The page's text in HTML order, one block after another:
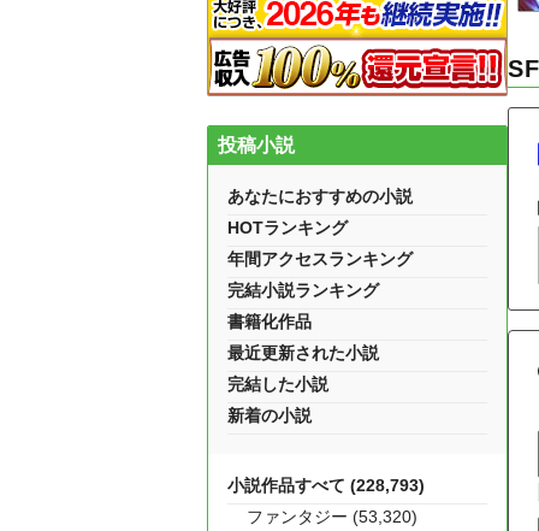
投稿小説
あなたにおすすめの小説
HOTランキング
年間アクセスランキング
完結小説ランキング
書籍化作品
最近更新された小説
完結した小説
新着の小説
小説作品すべて (228,793)
ファンタジー (53,320)